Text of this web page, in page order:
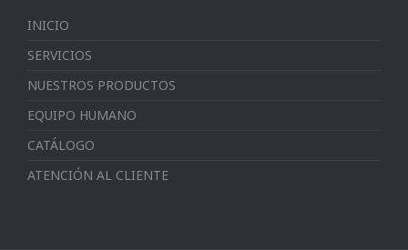
INICIO
SERVICIOS
NUESTROS PRODUCTOS
EQUIPO HUMANO
CATÁLOGO
ATENCIÓN AL CLIENTE